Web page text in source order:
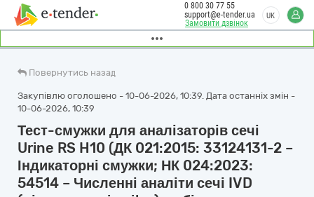
Замовити дзвінок
0 800 30 77 55
support@e-tender.ua
UK
Повернутись назад
Закупівлю оголошено - 10-06-2026, 10:39. Дата останніх змін -
10-06-2026, 10:39
Тест-смужки для аналізаторів сечі
Urine RS H10 (ДК 021:2015: 33124131-2 –
Індикаторні смужки; НК 024:2023:
54514 – Численні аналіти сечі IVD